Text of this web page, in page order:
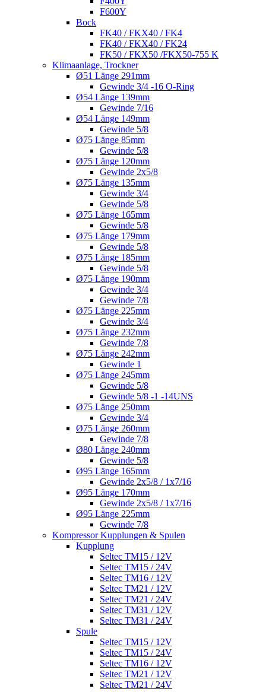
F600Y
Bock
FK40 / FKX40 / FK4
FK40 / FKX40 / FK24
FK50 / FKX50 /FKX50-755 K
Klimaanlage, Trockner
Ø51 Länge 291mm
Gewinde 3/4 -16 O-Ring
Ø54 Länge 139mm
Gewinde 7/16
Ø54 Länge 149mm
Gewinde 5/8
Ø75 Länge 85mm
Gewinde 5/8
Ø75 Länge 120mm
Gewinde 2x5/8
Ø75 Länge 135mm
Gewinde 3/4
Gewinde 5/8
Ø75 Länge 165mm
Gewinde 5/8
Ø75 Länge 179mm
Gewinde 5/8
Ø75 Länge 185mm
Gewinde 5/8
Ø75 Länge 190mm
Gewinde 3/4
Gewinde 7/8
Ø75 Länge 225mm
Gewinde 3/4
Ø75 Länge 232mm
Gewinde 7/8
Ø75 Länge 242mm
Gewinde 1
Ø75 Länge 245mm
Gewinde 5/8
Gewinde 5/8 -1 -14UNS
Ø75 Länge 250mm
Gewinde 3/4
Ø75 Länge 260mm
Gewinde 7/8
Ø80 Länge 240mm
Gewinde 5/8
Ø95 Länge 165mm
Gewinde 2x5/8 / 1x7/16
Ø95 Länge 170mm
Gewinde 2x5/8 / 1x7/16
Ø95 Länge 225mm
Gewinde 7/8
Kompressor Kupplungen & Spulen
Kupplung
Seltec TM15 / 12V
Seltec TM15 / 24V
Seltec TM16 / 12V
Seltec TM21 / 12V
Seltec TM21 / 24V
Seltec TM31 / 12V
Seltec TM31 / 24V
Spule
Seltec TM15 / 12V
Seltec TM15 / 24V
Seltec TM16 / 12V
Seltec TM21 / 12V
Seltec TM21 / 24V